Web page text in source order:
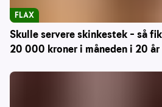
Skulle servere skinkestek – så
20 000 kroner i måneden i 20 år
FLAX